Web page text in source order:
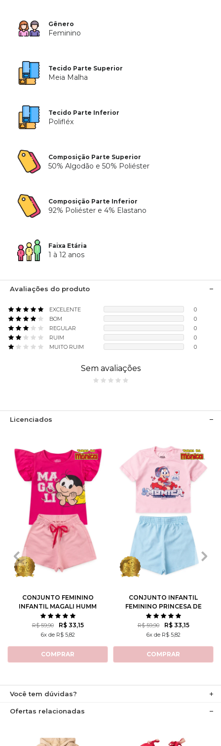
Gênero
Feminino
Tecido Parte Superior
Meia Malha
Tecido Parte Inferior
Polifléx
Composição Parte Superior
50% Algodão e 50% Poliéster
Composição Parte Inferior
92% Poliéster e 4% Elastano
Faixa Etária
1 à 12 anos
Avaliações do produto
EXCELENTE
0
BOM
0
REGULAR
0
RUIM
0
MUITO RUIM
0
Sem avaliações
Licenciados
1 6
CONJUNTO FEMININO
INFANTIL MAGALI HUMM
AMO MELANCIA- TURMA
DA MÔNICA
R$ 59,90 R$ 33,15
6x de R$ 5,82
COMPRAR
1 6
10
CONJUNTO INFANTIL
FEMININO PRINCESA DE
ATITUDE - TURMA DA
MÔNICA
R$ 59,90 R$ 33,15
6x de R$ 5,82
COMPRAR
Você tem dúvidas?
Ofertas relacionadas